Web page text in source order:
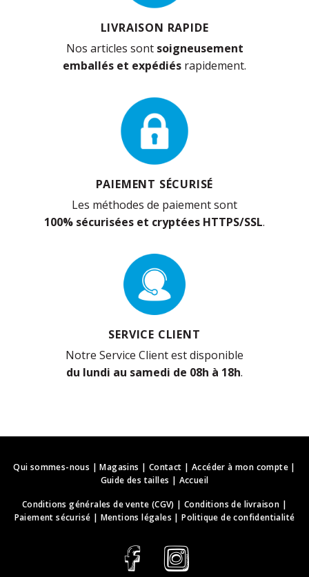
LIVRAISON RAPIDE
Nos articles sont soigneusement
emballés et expédiés rapidement.
PAIEMENT SÉCURISÉ
Les méthodes de paiement sont
100% sécurisées et cryptées HTTPS/SSL.
SERVICE CLIENT
Notre Service Client est disponible
du lundi au samedi de 08h à 18h.
Qui sommes-nous |Magasins | Contact | Accéder à mon compte|
Guide des tailles | Accueil
Conditions générales de vente (CGV) |Conditions de livraison |
Paiement sécurisé | Mentions légales |Politique de confidentialité